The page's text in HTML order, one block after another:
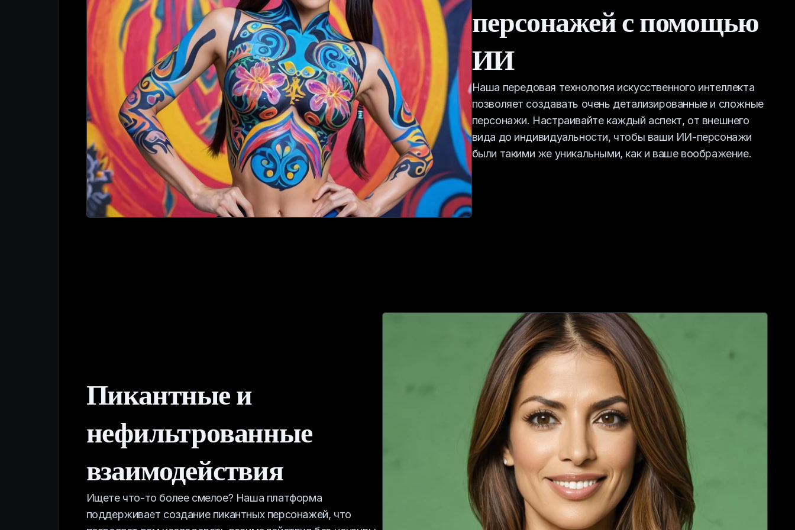
персонажей с помощью
ИИ
Наша передовая технология искусственного интеллекта
позволяет создавать очень детализированные и сложные
персонажи. Настраивайте каждый аспект, от внешнего
вида до индивидуальности, чтобы ваши ИИ-персонажи
были такими же уникальными, как и ваше воображение.
Пикантные и
нефильтрованные
взаимодействия
Ищете что-то более смелое? Наша платформа
поддерживает создание пикантных персонажей, что